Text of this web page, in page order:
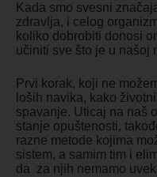
Kada smo svesni
zdravlja, i celog
koliko dobrobiti donosi
učiniti sve što je u našoj
Prvi korak, koji ne
loših navika, kako
spavanje. Uticaj na naš
stanje opuštenosti,
razne metode kojima
sistem, a samim tim i
da za njih nemamo